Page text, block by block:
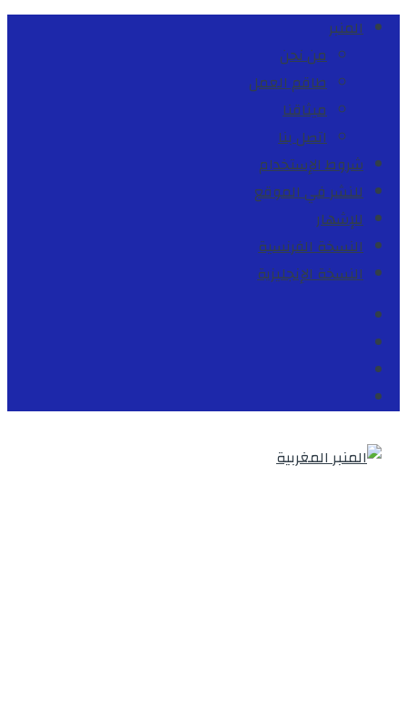
المنبر
من نحن
طاقم العمل
ميثاقنا
اتصل بنا
شروط الإستخدام
للنشر في الموقع
للإشهار
النسخة الفرنسية
النسخة الإنجليزية